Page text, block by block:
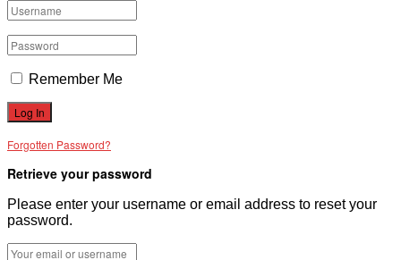
Remember Me
Forgotten Password?
Retrieve your password
Please enter your username or email address to reset your
password.